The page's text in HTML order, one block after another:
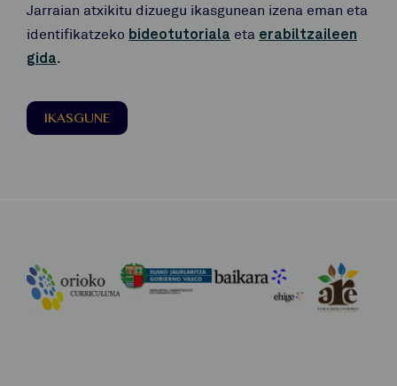
Jarraian atxikitu dizuegu ikasgunean izena eman eta
identifikatzeko bideotutoriala eta erabiltzaileen
gida.
IKASGUNE